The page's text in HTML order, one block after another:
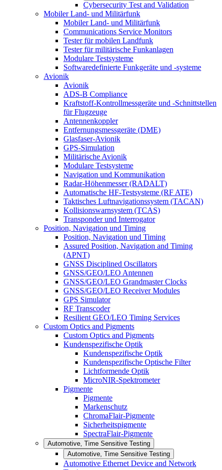
Cybersecurity Test and Validation
Mobiler Land- und Militärfunk
Mobiler Land- und Militärfunk
Communications Service Monitors
Tester für mobilen Landfunk
Tester für militärische Funkanlagen
Modulare Testsysteme
Softwaredefinierte Funkgeräte und -systeme
Avionik
Avionik
ADS-B Compliance
Kraftstoff-Kontrollmessgeräte und -Schnittstellen
für Flugzeuge
Antennenkoppler
Entfernungsmessgeräte (DME)
Glasfaser-Avionik
GPS-Simulation
Militärische Avionik
Modulare Testsysteme
Navigation und Kommunikation
Radar-Höhenmesser (RADALT)
Automatische HF-Testsysteme (RF ATE)
Taktisches Luftnavigationssystem (TACAN)
Kollisionswarnsystem (TCAS)
Transponder und Interrogator
Position, Navigation und Timing
Position, Navigation und Timing
Assured Position, Navigation and Timing
(APNT)
GNSS Disciplined Oscillators
GNSS/GEO/LEO Antennen
GNSS/GEO/LEO Grandmaster Clocks
GNSS/GEO/LEO Receiver Modules
GPS Simulator
RF Transcoder
Resilient GEO/LEO Timing Services
Custom Optics and Pigments
Custom Optics and Pigments
Kundenspezifische Optik
Kundenspezifische Optik
Kundenspezifische Optische Filter
Lichtformende Optik
MicroNIR-Spektrometer
Pigmente
Pigmente
Markenschutz
ChromaFlair-Pigmente
Sicherheitspigmente
SpectraFlair-Pigmente
Automotive, Time Sensitive Testing
Automotive, Time Sensitive Testing
Automotive Ethernet Device and Network